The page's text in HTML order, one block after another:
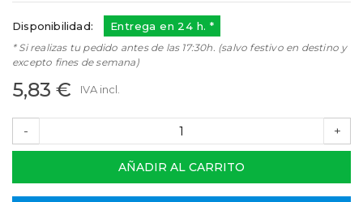
Disponibilidad: Entrega en 24 h. *
* Si realizas tu pedido antes de las 17:30h. (salvo festivo en destino y
excepto fines de semana)
5,83 € IVA incl.
- +
AÑADIR AL CARRITO